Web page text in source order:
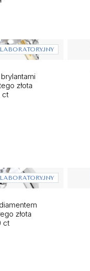
LABORATORYJNY
złota
ct
LABORATORYJNY
złota
ct